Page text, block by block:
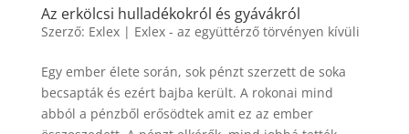
Az erkölcsi hulladékokról és gyávákról
Szerző: Exlex| Exlex - az együttérző törvényen kívüli
Egy ember élete során, sok pénzt szerzett de soka
becsapták és ezért bajba került. A rokonai mind
abból a pénzből erősödtek amit ez az ember